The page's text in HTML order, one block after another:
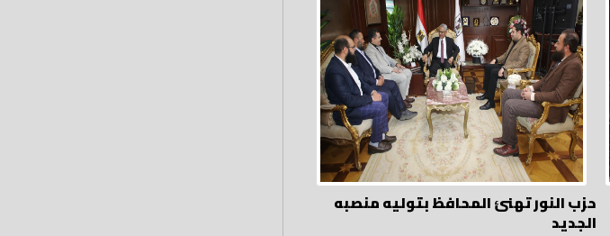
حزب النور تهنئ المحافظ بتوليه منصبه
الجديد